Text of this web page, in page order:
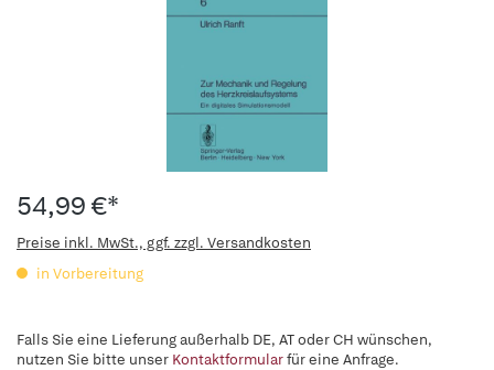
54,99 €*
Preise inkl. MwSt., ggf. zzgl. Versandkosten
in Vorbereitung
Falls Sie eine Lieferung außerhalb DE, AT oder CH wünschen,
nutzen Sie bitte unser Kontaktformularfür eine Anfrage.